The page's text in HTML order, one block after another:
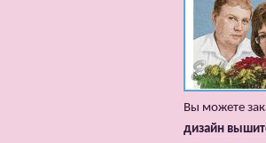
Вы можете
дизайн